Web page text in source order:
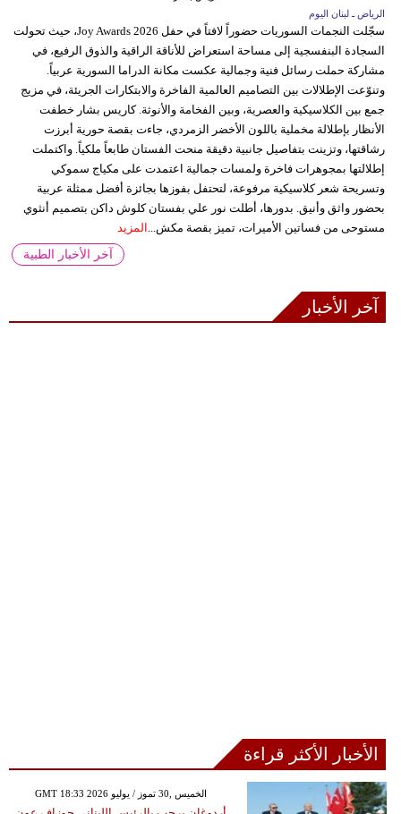
الرياض ـ لبنان اليوم
سجّلت النجمات السوريات حضوراً لافتاً في حفل Joy Awards 2026، حيث تحولت
السجادة البنفسجية إلى مساحة استعراض للأناقة الراقية والذوق الرفيع، في
مشاركة حملت رسائل فنية وجمالية عكست مكانة الدراما السورية عربياً.
وتنوّعت الإطلالات بين التصاميم العالمية الفاخرة والابتكارات الجريئة، في مزيج
جمع بين الكلاسيكية والعصرية، وبين الفخامة والأنوثة. كاريس بشار خطفت
الأنظار بإطلالة مخملية باللون الأخضر الزمردي، جاءت بقصة حورية أبرزت
رشاقتها، وتزينت بتفاصيل جانبية دقيقة منحت الفستان طابعاً ملكياً. واكتملت
إطلالتها بمجوهرات فاخرة ولمسات جمالية اعتمدت على مكياج سموكي
وتسريحة شعر كلاسيكية مرفوعة، لتحتفل بفوزها بجائزة أفضل ممثلة عربية
بحضور واثق وأنيق. بدورها، أطلت نور علي بفستان كلوش داكن بتصميم أنثوي
مستوحى من فساتين الأميرات، تميز بقصة مكش...
المزيد
آخر الأخبار الطبية
آخر الأخبار
الأخبار الأكثر قراءة
GMT 18:33 2026 الخميس ,30 تموز / يوليو